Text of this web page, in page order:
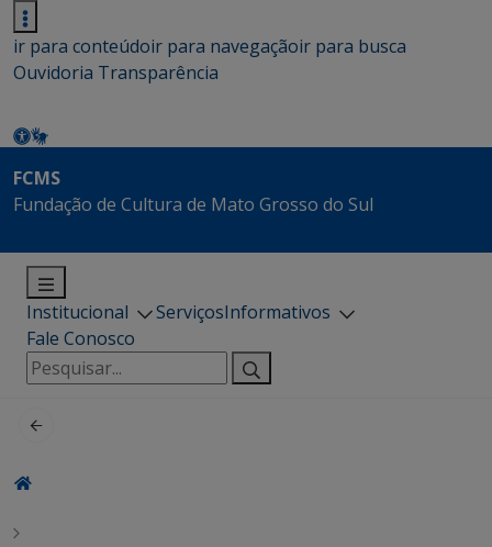
ir para conteúdoir para navegaçãoir para busca
Ouvidoria Transparência
FCMS
Fundação de Cultura de Mato Grosso do Sul
Institucional ServiçosInformativos
Fale Conosco
Pesquisar
por: